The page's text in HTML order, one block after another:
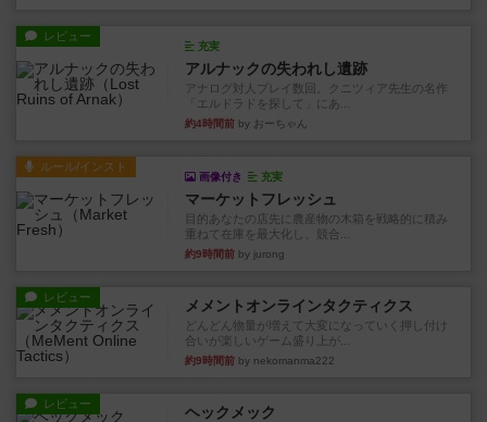
レビュー
充実
アルナックの失われし遺跡
アナログ対人プレイ数回。クニツィア先生の名作
「エルドラドを探して」にあ...
約4時間前 by おーちゃん
ルール/インスト
画像付き 充実
マーケットフレッシュ
目的あなたの店先に農産物の木箱を戦略的に積み
重ねて在庫を最大化し、競合...
約9時間前 by jurong
レビュー メメントオンラインタクティクス
どんどん物量が増えて大変になっていく押し付け
合いが楽しいゲーム盛り上が...
約9時間前 by nekomanma222
レビュー ヘックメック